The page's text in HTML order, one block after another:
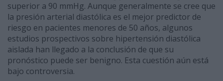
superior a 90 mmHg. Aunque generalmente se cree que
la presión arterial diastólica es el mejor predictor de
riesgo en pacientes menores de 50 años, algunos
estudios prospectivos sobre hipertensión diastólica
aislada han llegado a la conclusión de que su
pronóstico puede ser benigno. Esta cuestión aún está
bajo controversia.